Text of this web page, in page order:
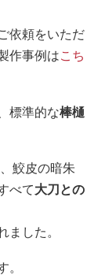
依頼をいただ
作事例はこち
標準的な棒樋
鮫皮の暗朱
べて大刀との
ました。
。